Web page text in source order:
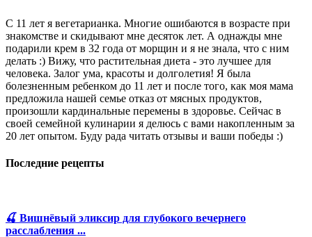
С 11 лет я вегетарианка. Многие ошибаются в возрасте при
знакомстве и скидывают мне десяток лет. А однажды мне
подарили крем в 32 года от морщин и я не знала, что с ним
делать :) Вижу, что растительная диета - это лучшее для
человека. Залог ума, красоты и долголетия! Я была
болезненным ребенком до 11 лет и после того, как моя мама
предложила нашей семье отказ от мясных продуктов,
произошли кардинальные перемены в здоровье. Сейчас в
своей семейной кулинарии я делюсь с вами накопленным за
20 лет опытом. Буду рада читать отзывы и ваши победы :)
Последние рецепты
🍒 Вишнёвый эликсир для глубокого вечернего
расслабления ...